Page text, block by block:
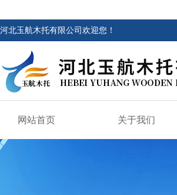
河北玉航木托有限公司欢迎您！
网站首页 关于我们